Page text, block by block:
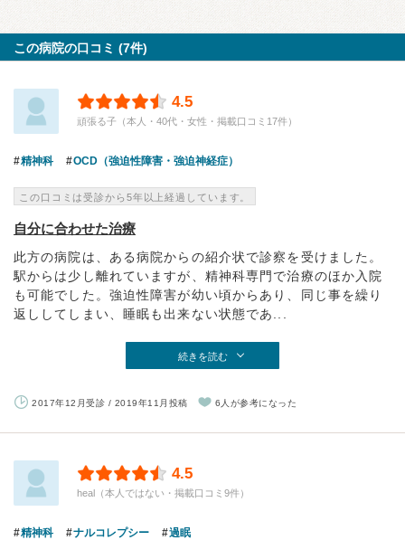
この病院の口コミ (7件)
4.5
頑張る子（本人・40代・女性・掲載口コミ17件）
精神科 OCD（強迫性障害・強迫神経症）
この口コミは受診から5年以上経過しています。
自分に合わせた治療
此方の病院は、ある病院からの紹介状で診察を受けました。
駅からは少し離れていますが、精神科専門で治療のほか入院
も可能でした。強迫性障害が幼い頃からあり、同じ事を繰り
返ししてしまい、睡眠も出来ない状態であ...
続きを読む
2017年12月受診 / 2019年11月投稿 6人が参考になった
4.5
heal（本人ではない・掲載口コミ9件）
精神科 ナルコレプシー 過眠